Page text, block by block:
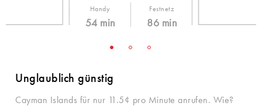
Handy
54 min
Festnetz
86 min
Unglaublich günstig
Cayman Islands für nur 11.5¢ pro Minute anrufen. Wie?